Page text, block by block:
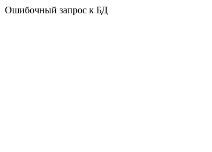
Ошибочный запрос к БД